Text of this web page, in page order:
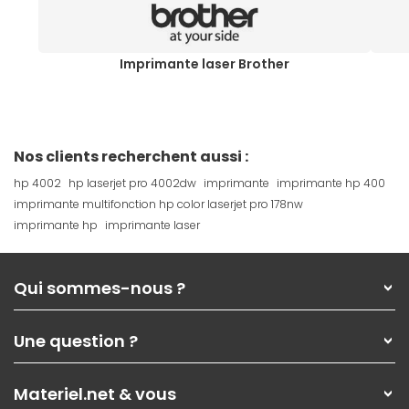
Imprimante laser Brother
Nos clients recherchent aussi :
hp 4002 hp laserjet pro 4002dw imprimante imprimante hp 400
imprimante multifonction hp color laserjet pro 178nw
imprimante hp imprimante laser
Qui sommes-nous ?
Nos services
Les magasins Materiel.net
Nos solutions pour les pros
Contactez-nous
Une question ?
Paiement, livraison
Materiel.net & vous